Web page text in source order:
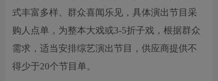
式丰富多样、群众喜闻乐见，具体演出节目采
购人点单，为整本大戏或3-5折子戏，根据群众
需求，适当安排综艺演出节目，供应商提供不
得少于20个节目单。